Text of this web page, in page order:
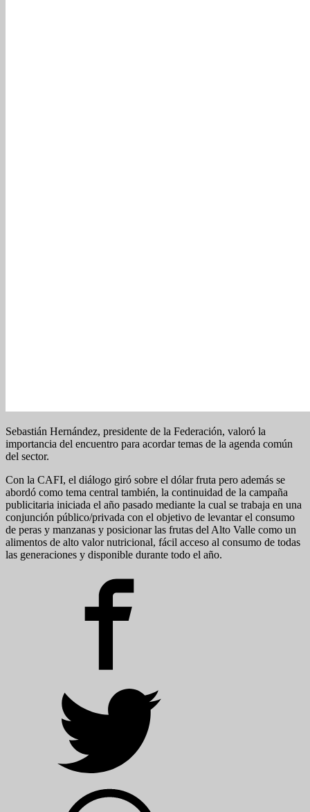
Sebastián Hernández, presidente de la Federación, valoró la
importancia del encuentro para acordar temas de la agenda común
del sector.
Con la CAFI, el diálogo giró sobre el dólar fruta pero además se
abordó como tema central también, la continuidad de la campaña
publicitaria iniciada el año pasado mediante la cual se trabaja en una
conjunción público/privada con el objetivo de levantar el consumo
de peras y manzanas y posicionar las frutas del Alto Valle como un
alimentos de alto valor nutricional, fácil acceso al consumo de todas
las generaciones y disponible durante todo el año.